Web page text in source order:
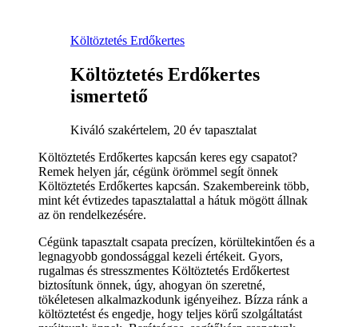
Költöztetés Erdőkertes
Költöztetés Erdőkertes
ismertető
Kiváló szakértelem, 20 év tapasztalat
Költöztetés Erdőkertes kapcsán keres egy csapatot?
Remek helyen jár, cégünk örömmel segít önnek
Költöztetés Erdőkertes kapcsán. Szakembereink több,
mint két évtizedes tapasztalattal a hátuk mögött állnak
az ön rendelkezésére.
Cégünk tapasztalt csapata precízen, körültekintően és a
legnagyobb gondossággal kezeli értékeit. Gyors,
rugalmas és stresszmentes Költöztetés Erdőkertest
biztosítunk önnek, úgy, ahogyan ön szeretné,
tökéletesen alkalmazkodunk igényeihez. Bízza ránk a
költöztetést és engedje, hogy teljes körű szolgáltatást